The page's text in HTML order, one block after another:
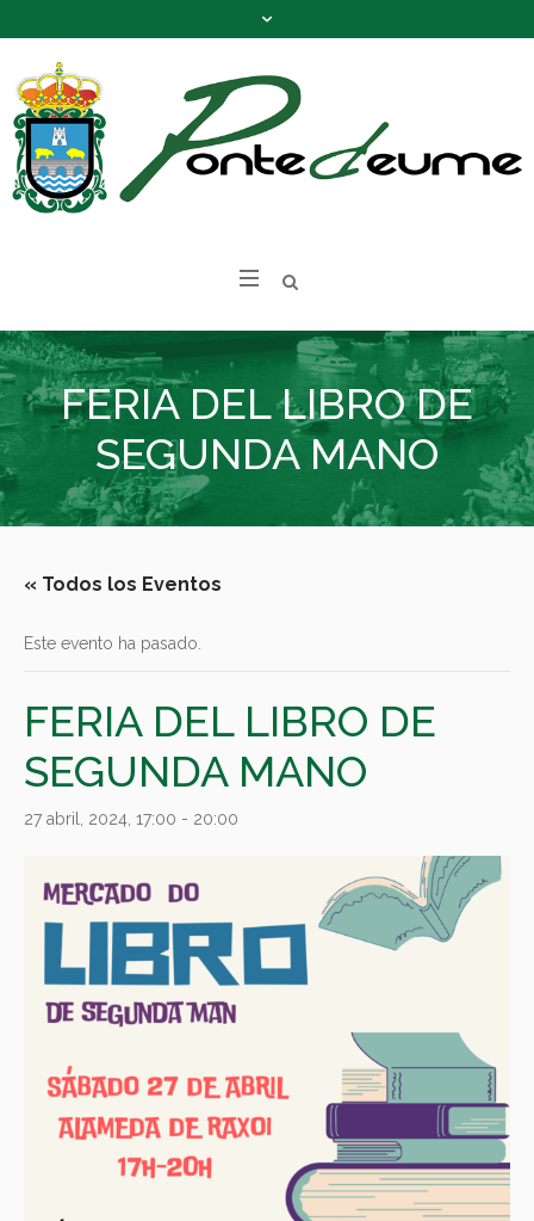
FERIA DEL LIBRO DE
SEGUNDA MANO
« Todos los Eventos
Este evento ha pasado.
FERIA DEL LIBRO DE
SEGUNDA MANO
27 abril, 2024, 17:00 - 20:00